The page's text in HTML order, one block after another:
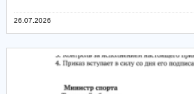
26.07.2026